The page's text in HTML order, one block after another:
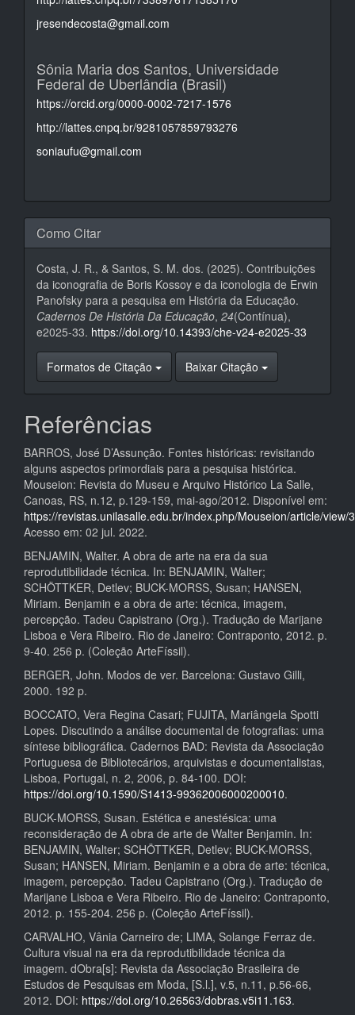
jresendecosta@gmail.com
Sônia Maria dos Santos, Universidade
Federal de Uberlândia (Brasil)
https://orcid.org/0000-0002-7217-1576
http://lattes.cnpq.br/9281057859793276
soniaufu@gmail.com
Como Citar
Costa, J. R., & Santos, S. M. dos. (2025). Contribuições
da iconografia de Boris Kossoy e da iconologia de Erwin
Panofsky para a pesquisa em História da Educação.
Cadernos De História Da Educação, 24(Contínua),
e2025-33. https://doi.org/10.14393/che-v24-e2025-33
Formatos de Citação Baixar Citação
Referências
BARROS, José D’Assunção. Fontes históricas: revisitando
alguns aspectos primordiais para a pesquisa histórica.
Mouseion: Revista do Museu e Arquivo Histórico La Salle,
Canoas, RS, n.12, p.129-159, mai-ago/2012. Disponível em:
https://revistas.unilasalle.edu.br/index.php/Mouseion/article/view/
Acesso em: 02 jul. 2022.
BENJAMIN, Walter. A obra de arte na era da sua
reprodutibilidade técnica. In: BENJAMIN, Walter;
SCHÖTTKER, Detlev; BUCK-MORSS, Susan; HANSEN,
Miriam. Benjamin e a obra de arte: técnica, imagem,
percepção. Tadeu Capistrano (Org.). Tradução de Marijane
Lisboa e Vera Ribeiro. Rio de Janeiro: Contraponto, 2012. p.
9-40. 256 p. (Coleção ArteFíssil).
BERGER, John. Modos de ver. Barcelona: Gustavo Gilli,
2000. 192 p.
BOCCATO, Vera Regina Casari; FUJITA, Mariângela Spotti
Lopes. Discutindo a análise documental de fotografias: uma
síntese bibliográfica. Cadernos BAD: Revista da Associação
Portuguesa de Bibliotecários, arquivistas e documentalistas,
Lisboa, Portugal, n. 2, 2006, p. 84-100. DOI:
https://doi.org/10.1590/S1413-99362006000200010.
BUCK-MORSS, Susan. Estética e anestésica: uma
reconsideração de A obra de arte de Walter Benjamin. In:
BENJAMIN, Walter; SCHÖTTKER, Detlev; BUCK-MORSS,
Susan; HANSEN, Miriam. Benjamin e a obra de arte: técnica,
imagem, percepção. Tadeu Capistrano (Org.). Tradução de
Marijane Lisboa e Vera Ribeiro. Rio de Janeiro: Contraponto,
2012. p. 155-204. 256 p. (Coleção ArteFíssil).
CARVALHO, Vânia Carneiro de; LIMA, Solange Ferraz de.
Cultura visual na era da reprodutibilidade técnica da
imagem. dObra[s]: Revista da Associação Brasileira de
Estudos de Pesquisas em Moda, [S.l.], v.5, n.11, p.56-66,
2012. DOI: https://doi.org/10.26563/dobras.v5i11.163.